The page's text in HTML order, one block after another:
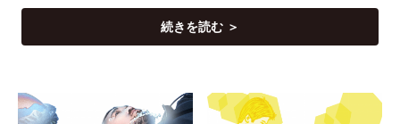
続きを読む ＞